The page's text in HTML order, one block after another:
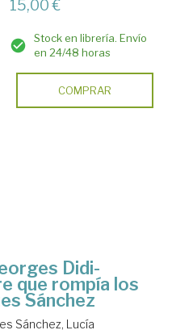
15,00 €
Stock en librería. Envío
en 24/48 horas
COMPRAR
Didi-
que rompía los
Sánchez
Sánchez, Lucía